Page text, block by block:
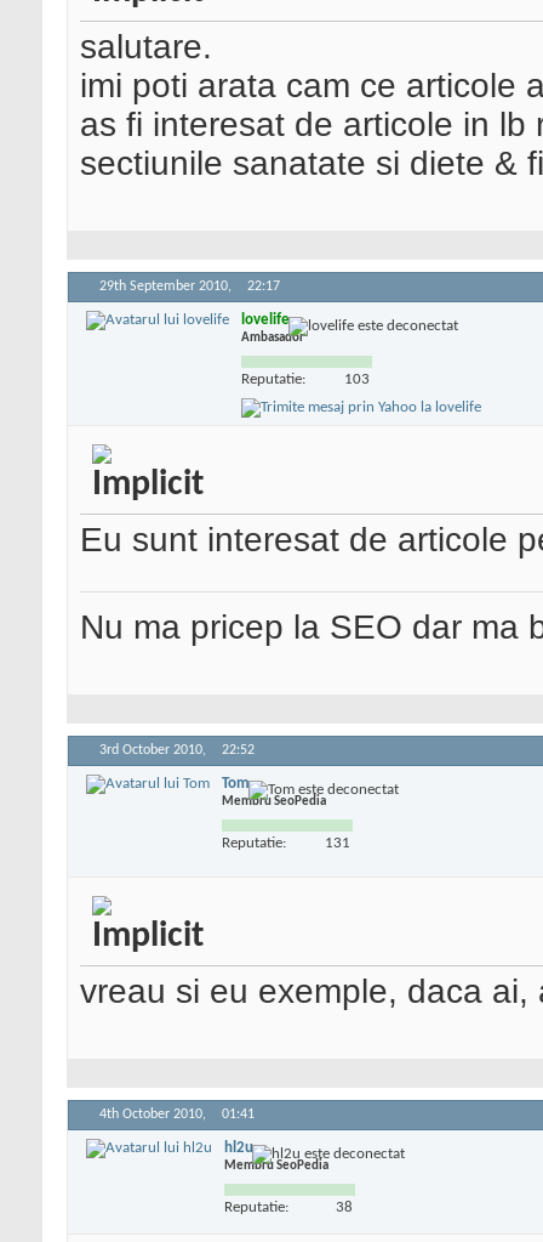
salutare.
imi poti arata cam ce articole
as fi interesat de articole in
sectiunile sanatate si diete &
29th September 2010, 22:17
lovelife
Ambasador
Reputatie: 103
Eu sunt interesat de articole
Nu ma pricep la SEO dar ma
3rd October 2010, 22:52
Tom
Membru SeoPedia
Reputatie: 131
vreau si eu exemple, daca
4th October 2010, 01:41
hl2u
Membru SeoPedia
Reputatie: 38